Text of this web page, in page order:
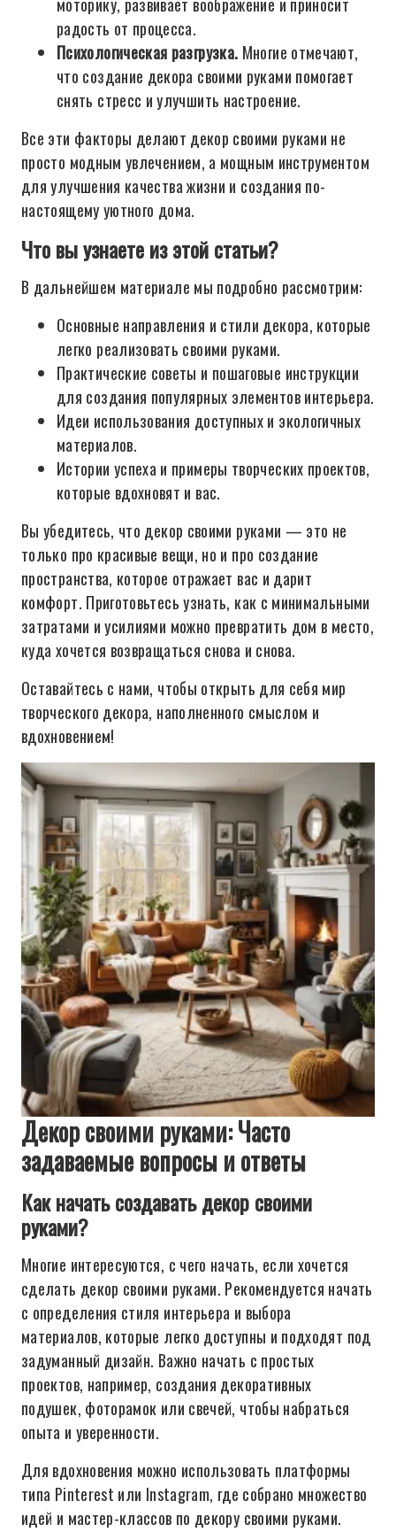
радость от процесса.
Психологическая разгрузка. Многие отмечают,
что создание декора своими руками помогает
снять стресс и улучшить настроение.
Все эти факторы делают декор своими руками не
просто модным увлечением, а мощным инструментом
для улучшения качества жизни и создания по-
настоящему уютного дома.
Что вы узнаете из этой статьи?
В дальнейшем материале мы подробно рассмотрим:
Основные направления и стили декора, которые
легко реализовать своими руками.
Практические советы и пошаговые инструкции
для создания популярных элементов интерьера.
Идеи использования доступных и экологичных
материалов.
Истории успеха и примеры творческих проектов,
которые вдохновят и вас.
Вы убедитесь, что декор своими руками — это не
только про красивые вещи, но и про создание
пространства, которое отражает вас и дарит
комфорт. Приготовьтесь узнать, как с минимальными
затратами и усилиями можно превратить дом в место,
куда хочется возвращаться снова и снова.
Оставайтесь с нами, чтобы открыть для себя мир
творческого декора, наполненного смыслом и
вдохновением!
Декор своими руками: Часто
задаваемые вопросы и ответы
Как начать создавать декор своими
руками?
Многие интересуются, с чего начать, если хочется
сделать декор своими руками. Рекомендуется начать
с определения стиля интерьера и выбора
материалов, которые легко доступны и подходят под
задуманный дизайн. Важно начать с простых
проектов, например, создания декоративных
подушек, фоторамок или свечей, чтобы набраться
опыта и уверенности.
Для вдохновения можно использовать платформы
типа Pinterest или Instagram, где собрано множество
идей и мастер-классов по декору своими руками.